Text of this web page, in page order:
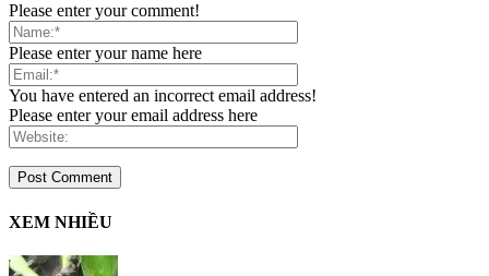
Please enter your comment!
Please enter your name here
You have entered an incorrect email address!
Please enter your email address here
XEM NHIỀU